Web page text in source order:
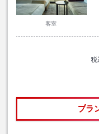
客室
税
プラ